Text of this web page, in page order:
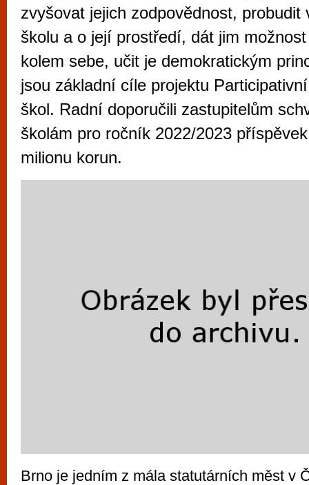
zvyšovat jejich zodpovědnost, probudit
školu a o její prostředí, dát jim
kolem sebe, učit je demokratickým
jsou základní cíle projektu
škol. Radní doporučili zastupitelům
školám pro ročník 2022/2023
milionu korun.
Brno je jedním z mála statutárních měst v
Brno je
zajímavé
restaurace,
Mimo jiné je ale také místem, kde si
vyzkoušet různé kasinové hry. V
metropoli naleznete širokou nabídku her
po moderní automaty jak pro pravidelné
příležitostné hráče. V...